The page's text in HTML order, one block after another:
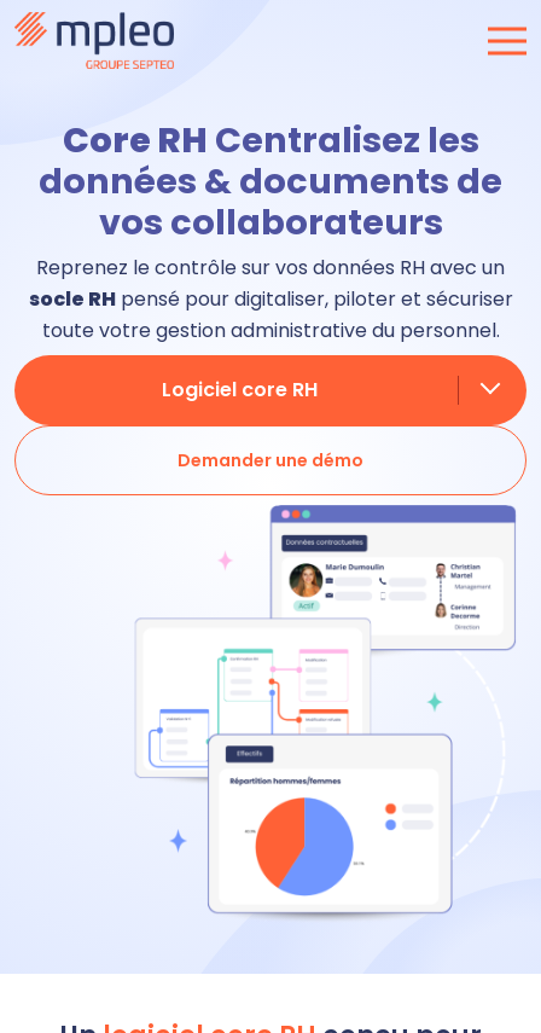
Core RH Centralisez les
données & documents de
vos collaborateurs
Reprenez le contrôle sur vos données RH avec un
socle RHpensé pour digitaliser, piloter et sécuriser
toute votre gestion administrative du personnel.
Logiciel core RH
Demander une démo